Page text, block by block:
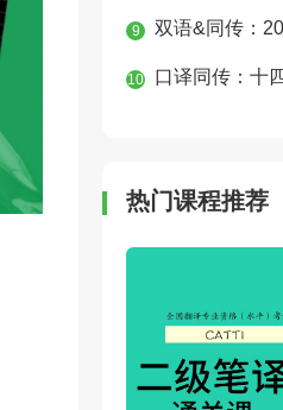
9
10
热门课程推荐